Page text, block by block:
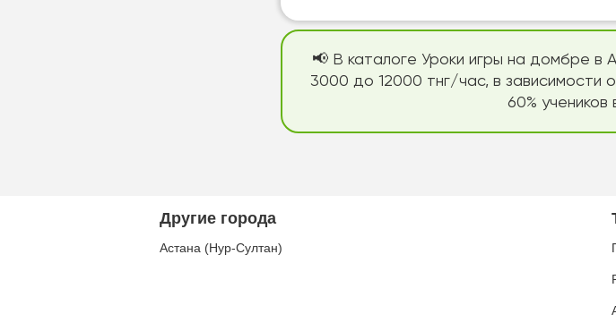
📢 В каталоге Уроки игры на домбре в
3000 до 12000 тнг/час, в зависимости
60%
Другие города
Астана (Нур-Султан)